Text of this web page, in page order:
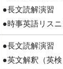
●長文読解演習
●時事英語リス
●長文読解演習
●英文解釈（英